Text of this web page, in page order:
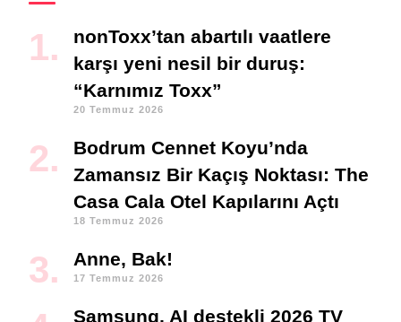
nonToxx’tan abartılı vaatlere
karşı yeni nesil bir duruş:
“Karnımız Toxx”
20 Temmuz 2026
Bodrum Cennet Koyu’nda
Zamansız Bir Kaçış Noktası: The
Casa Cala Otel Kapılarını Açtı
18 Temmuz 2026
Anne, Bak!
17 Temmuz 2026
Samsung, AI destekli 2026 TV